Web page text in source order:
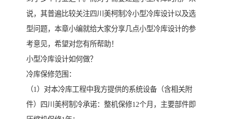
说，其普遍比较关注四川美柯制冷小型冷库设计以及选
型问题，本章小编就给大家分享几点小型冷库设计的参
考意见，希望对您有所帮助！
小型冷库设计如何做？
冷库保修范围：
（1）对本冷库工程中我方提供的系统设备（含相关附
件）四川美柯制冷承诺：整机保修12个月，主要部件即